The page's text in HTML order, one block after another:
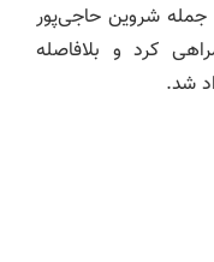
جمله شروین حاجی‌پور
کرد و بلافاصله
شد.